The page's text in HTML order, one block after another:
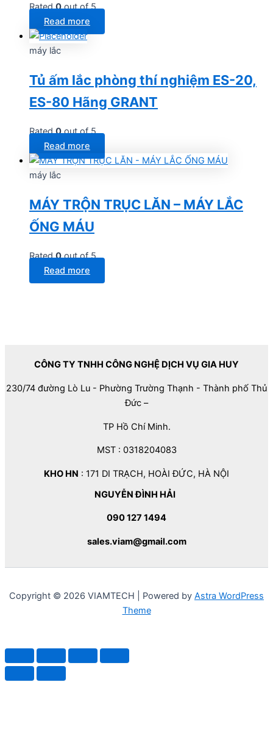
Rated0out of 5
Read more
máy lắc
Tủ ấm lắc phòng thí nghiệm ES-20,
ES-80 Hãng GRANT
Rated0out of 5
Read more
máy lắc
MÁY TRỘN TRỤC LĂN – MÁY LẮC
ỐNG MÁU
Rated0out of 5
Read more
CÔNG TY TNHH CÔNG NGHỆ DỊCH VỤ GIA HUY
230/74 đường Lò Lu - Phường Trường Thạnh - Thành phố Thủ
Đức –
TP Hồ Chí Minh.
MST : 0318204083
KHO HN : 171 DI TRẠCH, HOÀI ĐỨC, HÀ NỘI
NGUYỄN ĐÌNH HẢI
090 127 1494
sales.viam@gmail.com
Copyright © 2026 VIAMTECH | Powered by Astra WordPress
Theme